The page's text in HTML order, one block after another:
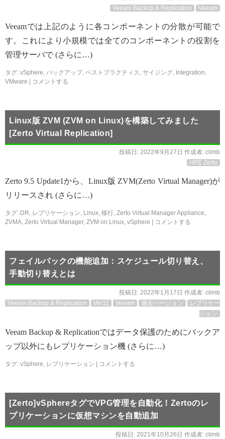
Veeam Backup & Replication
Veeam
Veeamでは上記のように各コンポーネントの分散が可能で
す。これにより小規模では全てのコンポーネントの役割を
管理サーバで (さらに…)
タグ: vSphere, バックアップ, ベストプラクティス, サイジング, Integration,
VMware
コメントする
Linux版 ZVM (ZVM on Linux)を構築してみました
[Zerto Virtual Replication]
投稿日: 2022年9月27日 作成者: climb
HPE Zerto
Zerto 9.5 Update1から、Linux版 ZVM(Zerto Virtual Manager)が
リリースされ (さらに…)
タグ: DR, レプリケーション, Linux, 移行, Zerto Virtual Manager Appliance,
ZVMA, Zerto Virtual Manager, ZVM on Linux, vSphere コメントする
フェイルバックの機能追加：スケジュール切り替え、
手動切り替えとは
投稿日: 2022年1月17日 作成者: climb
Veeam Backup & Replication
Ver11 Veeam 過去バージョン
レプリケー
ション
Veeam Backup & Replicationではデータ保護のためにバックア
ップ以外にもレプリケーション機 (さらに…)
タグ: vSphere, レプリケーション コメントする
[Zerto]vSphereタグでVPG管理を自動化！Zertoのレ
プリケーションに仮想マシンを自動追加
投稿日: 2021年10月26日 作成者: climb